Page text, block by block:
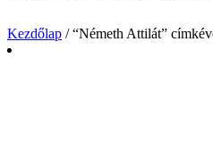
Kezdőlap / “Németh Attilát”